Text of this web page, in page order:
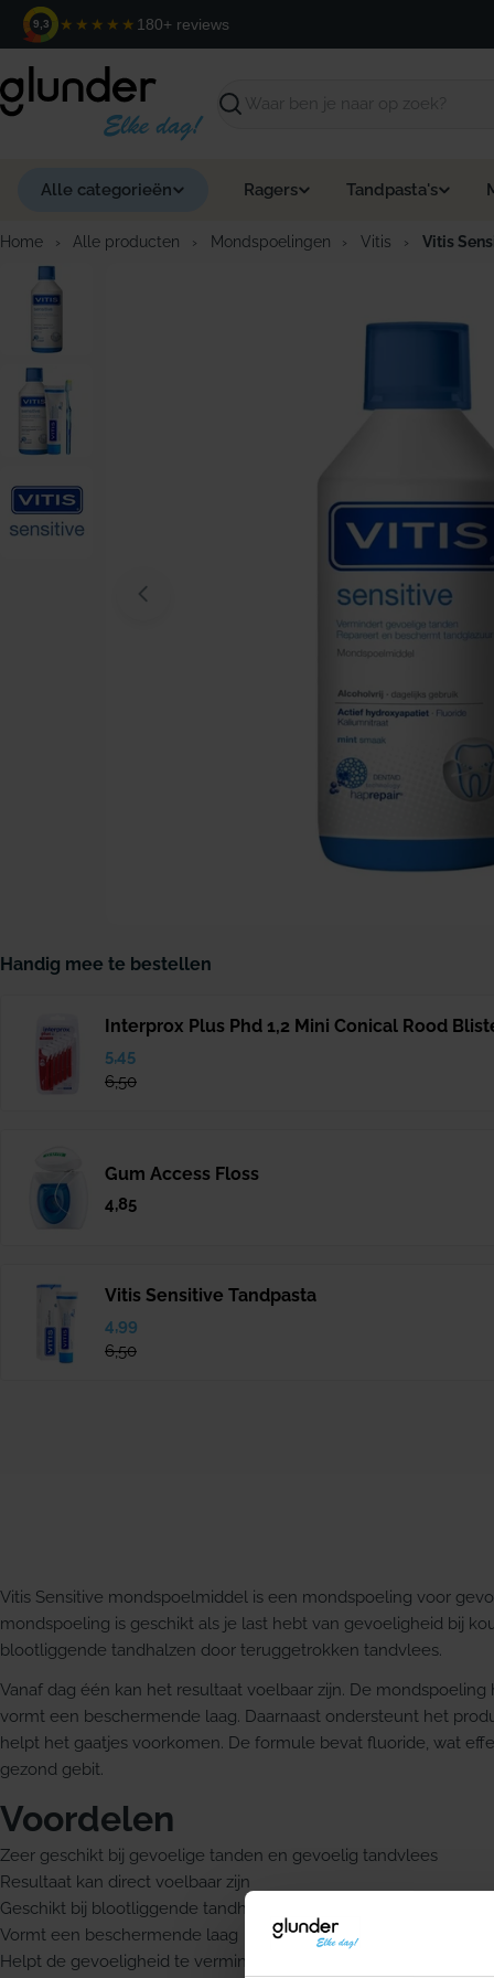
naar
inhoud
9,3 ★★★★★ 180+ reviews
Zoeken
Alle categorieën Ragers Tandpasta's
Home › Alle producten › Mondspoelingen › Vitis › Vitis
Open media 0 in modaal venster
Handig mee te bestellen
Interprox Plus Phd 1,2 Mini Conical Rood
Verkoopprijs
5,45
Normale
prijs
6,50
Gum Access Floss
Normale
4,85
Vitis Sensitive Tandpasta
Verkoopprijs
4,99
Normale
prijs
6,50
Vitis Sensitive mondspoelmiddel is een mondspoeling voor
mondspoeling is geschikt als je last hebt van gevoeligheid bij
blootliggende tandhalzen door teruggetrokken tandvlees.
Vanaf dag één kan het resultaat voelbaar zijn. De
vormt een beschermende laag. Daarnaast ondersteunt het
helpt het gaatjes voorkomen. De formule bevat fluoride, wat
gezond gebit.
Voordelen
Zeer geschikt bij gevoelige tanden en gevoelig tandvlees
Resultaat kan direct voelbaar zijn
Geschikt bij blootliggende tandhalzen door teruggetrokken
Vormt een beschermende laag
Helpt de gevoeligheid te verminderen bij koud en warm eten en